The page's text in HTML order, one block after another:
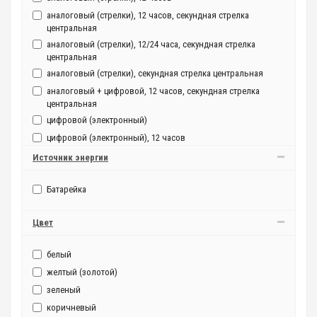
аналоговый (стрелки), 12 часов, секундная стрелка
центральная
аналоговый (стрелки), 12/24 часа, секундная стрелка
центральная
аналоговый (стрелки), секундная стрелка центральная
аналоговый + цифровой, 12 часов, секундная стрелка
центральная
цифровой (электронный)
цифровой (электронный), 12 часов
цифровой (электронный), 12/24 часа
Источник энергии
Батарейка
Цвет
белый
желтый (золотой)
зеленый
коричневый